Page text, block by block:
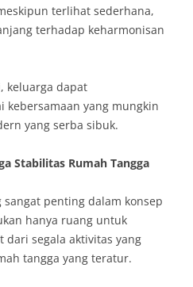
terlihat sederhana,
terhadap keharmonisan
keluarga dapat
yang mungkin
yang serba sibuk.
Stabilitas Rumah Tangga
penting dalam konsep
hanya ruang untuk
dari segala aktivitas yang
tangga yang teratur.